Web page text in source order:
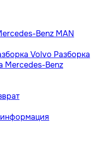
Benz MAN
Volvo Разборка
Mercedes-Benz